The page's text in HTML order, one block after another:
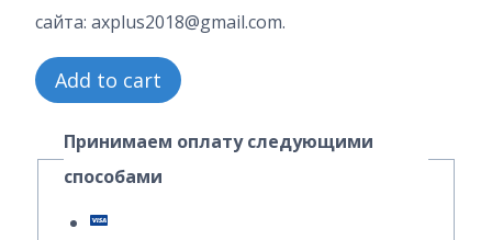
сайта: axplus2018@gmail.com.
2
Часть
Вариант
Add to cart
Принимаем оплату следующими
способами